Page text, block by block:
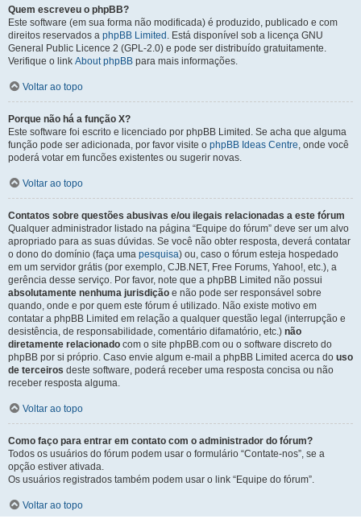
Quem escreveu o phpBB?
Este software (em sua forma não modificada) é produzido, publicado e com
direitos reservados a phpBB Limited . Está disponível sob a licença GNU
General Public Licence 2 (GPL-2.0) e pode ser distribuído gratuitamente.
Verifique o link About phpBB para mais informações.
Voltar ao topo
Porque não há a função X?
Este software foi escrito e licenciado por phpBB Limited. Se acha que alguma
função pode ser adicionada, por favor visite o phpBB Ideas Centre, onde você
poderá votar em funcões existentes ou sugerir novas.
Voltar ao topo
Contatos sobre questões abusivas e/ou ilegais relacionadas a este fórum
Qualquer administrador listado na página “Equipe do fórum” deve ser um alvo
apropriado para as suas dúvidas. Se você não obter resposta, deverá contatar
o dono do domínio (faça uma pesquisa) ou, caso o fórum esteja hospedado
em um servidor grátis (por exemplo, CJB.NET, Free Forums, Yahoo!, etc.), a
gerência desse serviço. Por favor, note que a phpBB Limited não possui
absolutamente nenhuma jurisdição e não pode ser responsável sobre
quando, onde e por quem este fórum é utilizado. Não existe motivo em
contatar a phpBB Limited em relação a qualquer questão legal (interrupção e
desistência, de responsabilidade, comentário difamatório, etc.) não
diretamente relacionado com o site phpBB.com ou o software discreto do
phpBB por si próprio. Caso envie algum e-mail a phpBB Limited acerca do uso
de terceiros deste software, poderá receber uma resposta concisa ou não
receber resposta alguma.
Voltar ao topo
Como faço para entrar em contato com o administrador do fórum?
Todos os usuários do fórum podem usar o formulário “Contate-nos”, se a
opção estiver ativada.
Os usuários registrados também podem usar o link “Equipe do fórum”.
Voltar ao topo